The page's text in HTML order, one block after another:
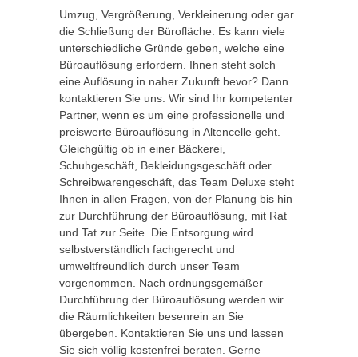
Umzug, Vergrößerung, Verkleinerung oder gar
die Schließung der Bürofläche. Es kann viele
unterschiedliche Gründe geben, welche eine
Büroauflösung erfordern. Ihnen steht solch
eine Auflösung in naher Zukunft bevor? Dann
kontaktieren Sie uns. Wir sind Ihr kompetenter
Partner, wenn es um eine professionelle und
preiswerte Büroauflösung in Altencelle geht.
Gleichgültig ob in einer Bäckerei,
Schuhgeschäft, Bekleidungsgeschäft oder
Schreibwarengeschäft, das Team Deluxe steht
Ihnen in allen Fragen, von der Planung bis hin
zur Durchführung der Büroauflösung, mit Rat
und Tat zur Seite. Die Entsorgung wird
selbstverständlich fachgerecht und
umweltfreundlich durch unser Team
vorgenommen. Nach ordnungsgemäßer
Durchführung der Büroauflösung werden wir
die Räumlichkeiten besenrein an Sie
übergeben. Kontaktieren Sie uns und lassen
Sie sich völlig kostenfrei beraten. Gerne